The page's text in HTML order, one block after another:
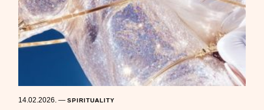
14.02.2026.—SPIRITUALITY